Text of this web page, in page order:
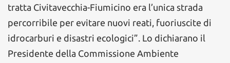
tratta Civitavecchia-Fiumicino era l’unica strada
percorribile per evitare nuovi reati, fuoriuscite di
idrocarburi e disastri ecologici”. Lo dichiarano il
Presidente della Commissione Ambiente